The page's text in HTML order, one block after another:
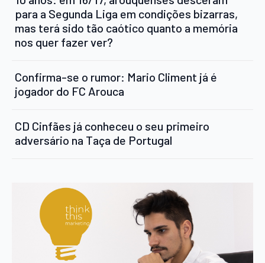
para a Segunda Liga em condições bizarras,
mas terá sido tão caótico quanto a memória
nos quer fazer ver?
Confirma-se o rumor: Mario Climent já é
jogador do FC Arouca
CD Cinfães já conheceu o seu primeiro
adversário na Taça de Portugal